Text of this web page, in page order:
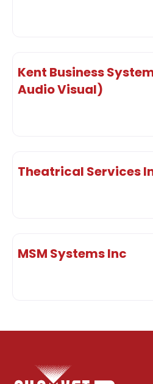
Kent Business
Audio Visual)
Theatrical Services
MSM Systems Inc